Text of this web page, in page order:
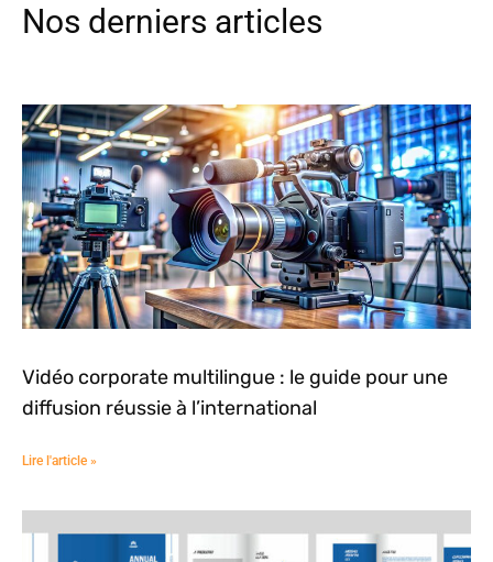
Nos derniers articles
Vidéo corporate multilingue : le guide pour une
diffusion réussie à l’international
Lire l'article »